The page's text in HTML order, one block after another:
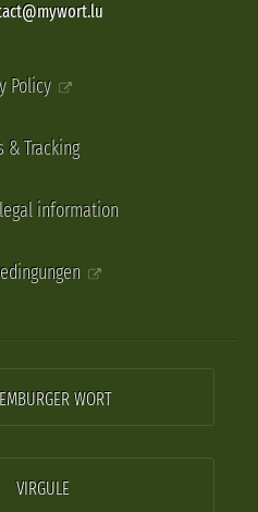
Policy
& Tracking
information
WORT
VIRGULE